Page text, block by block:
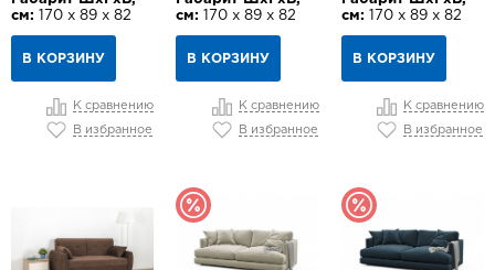
см: 170 х 89 х 82
В КОРЗИНУ
К сравнению
В избранное
см:
170 х 89 х 82
В КОРЗИНУ
К сравнению
В избранное
см: 170 х 89 х 82
В КОРЗИНУ
К сравнению
В избранное